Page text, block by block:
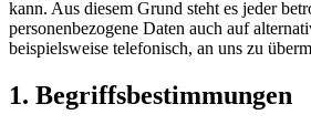
kann. Aus diesem Grund steht es jeder
personenbezogene Daten auch auf
beispielsweise telefonisch, an uns zu
Begriffsbestimmungen